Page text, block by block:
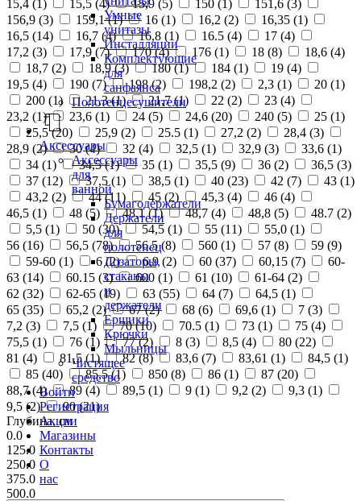
Умные
унитазы
Инсталляции
Комплектующие
для
санфаянса
Полотенцесушители
Аксессуары
Аксессуары
для
ванной
Бумагодержатели
Держатели
для
полотенец
Дозаторы,
стаканы
и
держатели
Ершики
Крючки
Мыльницы
Чистящее
средство
Войти
Регистрация
Акции
Магазины
Контакты
О
нас
15,4 (1 ) 15,5 (4) 15,9 (5) 150 (1 ) 151,6 (3)
156,9 (3) 159,1 (1) 16 (1) 16,2 (2) 16,35 (1)
16,5 (14) 16,7 (4) 16,8 (1) 16.5 (4) 17 (4)
17,2 (3) 17,9 (7) 170 (4) 176 (1) 18 (8) 18,6 (4)
18,7 (2) 18,9 (3) 180 (1) 184 (1) 19 (4)
19,5 (4) 190 (7) 198 (2) 198,2 (2) 2,3 (1) 20 (1)
200 (1) 21,3 (1) 21,7 (1) 22 (2) 23 (4)
23,2 (1) 23,6 (1) 24 (5) 24,6 (20) 240 (5) 25 (1)
25,5 (20) 25,9 (2) 25.5 (1) 27,2 (2) 28,4 (3)
28,9 (2) 30 (4) 32 (4) 32,5 (1) 32,9 (3) 33,6 (1)
34 (1) 34,5 (1) 35 (1) 35,5 (9) 36 (2) 36,5 (3)
37 (12) 37,5 (1) 38,5 (1) 40 (23) 42 (7) 43 (1)
43,2 (2) 44 (11) 45 (2) 45,3 (4) 46 (4)
46,5 (1) 48 (5) 48,1 (1) 48,7 (4) 48,8 (5) 48.7 (2)
5,5 (1) 50 (30) 54,5 (1) 55 (11) 55,0 (1)
56 (16) 56,5 (78) 56.5 (8) 560 (1) 57 (8) 59 (9)
59-60 (1) 6 (2) 6,9 (2) 60 (37) 60,15 (7)
60-
63 (14) 60.15 (3) 600 (1) 61 (10) 61-64 (2)
62 (32) 62-65 (19) 63 (55) 64 (7) 64,5 (1)
65 (35) 65,2 (2) 67 (2) 68 (6) 69,6 (1) 7 (3)
7,2 (3) 7,5 (1) 70 (10) 70.5 (1) 73 (1) 75 (4)
75,5 (1) 76 (1) 77 (2) 8 (3) 8,5 (4) 80 (22)
81 (4) 81,5 (1) 82 (8) 83,6 (7) 83,61 (1) 84,5 (1)
85 (40) 85,5 (1) 850 (8) 86 (1) 87 (20)
88,7 (4) 89 (4) 89,5 (1) 9 (1) 9,2 (2) 9,3 (1)
9,5 (2) 90 (21)
Глубина, см
0.0
125.0
250.0
375.0
500.0